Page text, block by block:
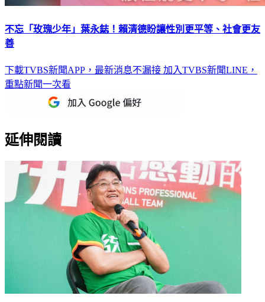
不忘「玫瑰少年」葉永鋕！賴清德盼讓性別更平等、社會更友
善
下載TVBS新聞APP，最新消息不漏接 加入TVBS新聞LINE，
重點新聞一次看
延伸閱讀